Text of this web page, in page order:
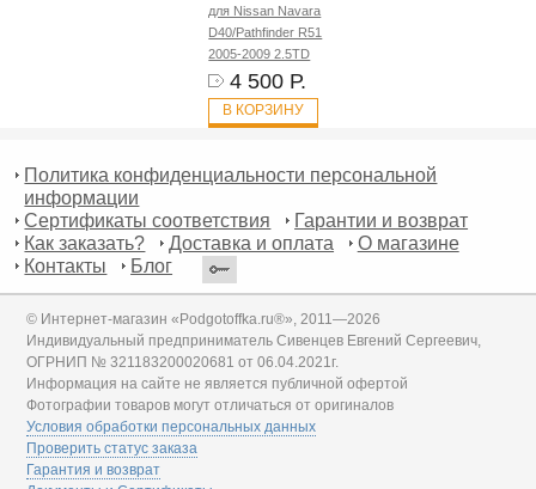
для Nissan Navara
D40/Pathfinder R51
2005-2009 2.5TD
4 500 Р.
В КОРЗИНУ
Политика конфиденциальности персональной
информации
Сертификаты соответствия
Гарантии и возврат
Как заказать?
Доставка и оплата
О магазине
Контакты
Блог
© Интернет-магазин «Podgotoffka.ru®», 2011—2026
Индивидуальный предприниматель Сивенцев Евгений Сергеевич,
ОГРНИП № 321183200020681 от 06.04.2021г.
Информация на сайте не является публичной офертой
Фотографии товаров могут отличаться от оригиналов
Условия обработки персональных данных
Проверить статус заказа
Гарантия и возврат